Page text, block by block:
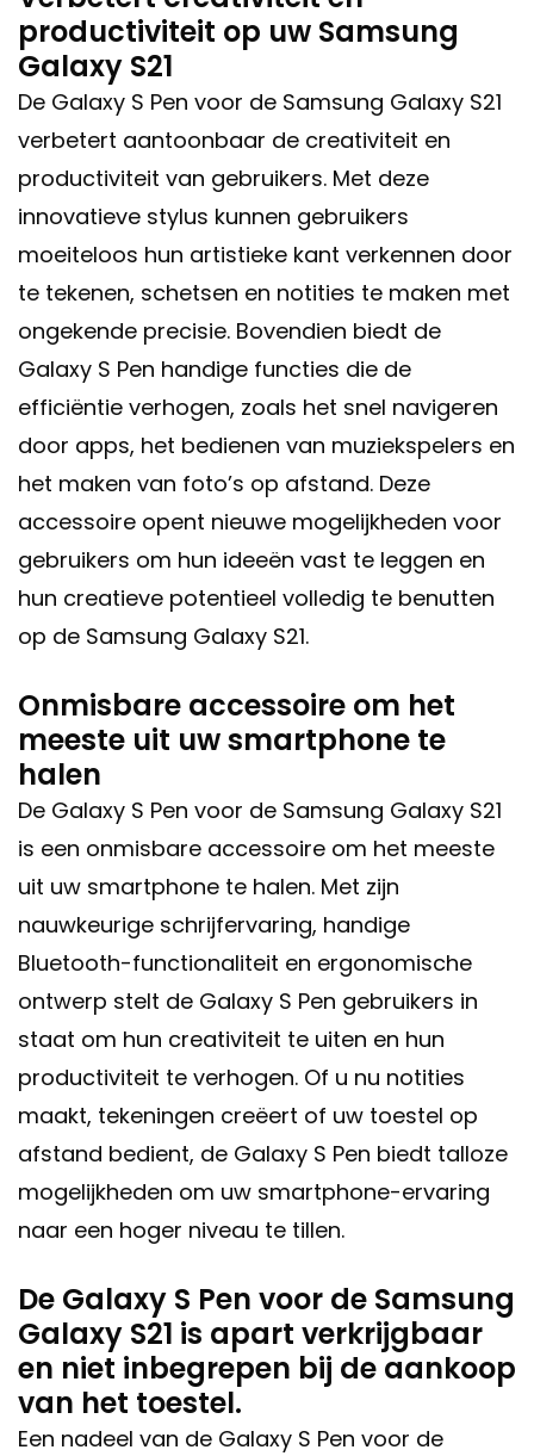
productiviteit op uw Samsung
Galaxy S21
De Galaxy S Pen voor de Samsung Galaxy S21
verbetert aantoonbaar de creativiteit en
productiviteit van gebruikers. Met deze
innovatieve stylus kunnen gebruikers
moeiteloos hun artistieke kant verkennen door
te tekenen, schetsen en notities te maken met
ongekende precisie. Bovendien biedt de
Galaxy S Pen handige functies die de
efficiëntie verhogen, zoals het snel navigeren
door apps, het bedienen van muziekspelers en
het maken van foto’s op afstand. Deze
accessoire opent nieuwe mogelijkheden voor
gebruikers om hun ideeën vast te leggen en
hun creatieve potentieel volledig te benutten
op de Samsung Galaxy S21.
Onmisbare accessoire om het
meeste uit uw smartphone te
halen
De Galaxy S Pen voor de Samsung Galaxy S21
is een onmisbare accessoire om het meeste
uit uw smartphone te halen. Met zijn
nauwkeurige schrijfervaring, handige
Bluetooth-functionaliteit en ergonomische
ontwerp stelt de Galaxy S Pen gebruikers in
staat om hun creativiteit te uiten en hun
productiviteit te verhogen. Of u nu notities
maakt, tekeningen creëert of uw toestel op
afstand bedient, de Galaxy S Pen biedt talloze
mogelijkheden om uw smartphone-ervaring
naar een hoger niveau te tillen.
De Galaxy S Pen voor de Samsung
Galaxy S21 is apart verkrijgbaar
en niet inbegrepen bij de aankoop
van het toestel.
Een nadeel van de Galaxy S Pen voor de